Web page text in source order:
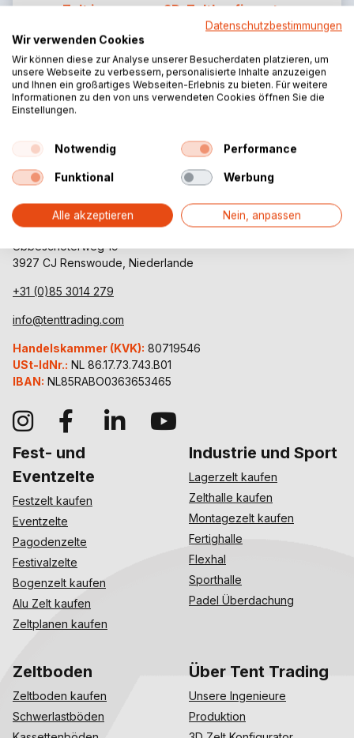
Zelt in unserem 3D-Zeltkonfigurator
zusammen
Tent Trading
Ubbeschoterweg 19
3927 CJ Renswoude, Niederlande
+31 (0)85 3014 279
info@tenttrading.com
Handelskammer (KVK): 80719546
USt-IdNr.: NL 86.17.73.743.B01
IBAN: NL85RABO0363653465
Fest- und
Eventzelte
Festzelt kaufen
Eventzelte
Pagodenzelte
Festivalzelte
Bogenzelt kaufen
Alu Zelt kaufen
Zeltplanen kaufen
Industrie und Sport
Lagerzelt kaufen
Zelthalle kaufen
Montagezelt kaufen
Fertighalle
Flexhal
Sporthalle
Padel Überdachung
Zeltboden
Zeltboden kaufen
Schwerlastböden
Über Tent Trading
Unsere Ingenieure
Produktion
Datenschutzbestimmungen
Wir verwenden Cookies
Wir können diese zur Analyse unserer Besucherdaten platzieren, um
unsere Webseite zu verbessern, personalisierte Inhalte anzuzeigen
und Ihnen ein großartiges Webseiten-Erlebnis zu bieten. Für weitere
Informationen zu den von uns verwendeten Cookies öffnen Sie die
Einstellungen.
Notwendig Performance
Funktional Werbung
Alle akzeptieren Nein, anpassen